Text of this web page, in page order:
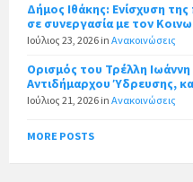
Δήμος Ιθάκης: Ενίσχυση
σε συνεργασία με τον
Ιούλιος 23, 2026 in Ανακοινώσεις
Ορισμός του Τρέλλη
Αντιδήμαρχου Ύδρευσης,
Ιούλιος 21, 2026 in Ανακοινώσεις
MORE POSTS